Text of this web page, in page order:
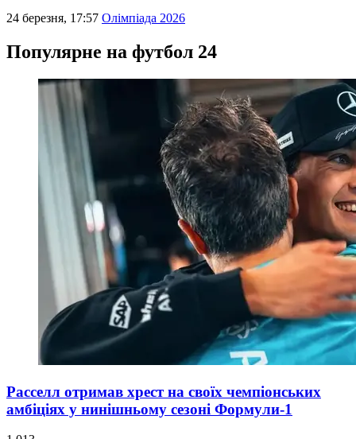
24 березня, 17:57 Олімпіада 2026
Популярне на футбол 24
Расселл отримав хрест на своїх чемпіонських
амбіціях у нинішньому сезоні Формули-1